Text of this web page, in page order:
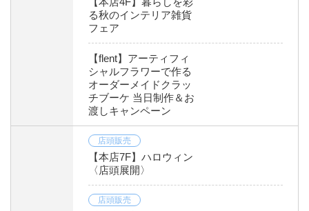
る秋のインテリア雑貨
フェア
【flent】アーティフィ
シャルフラワーで作る
オーダーメイドクラッ
チブーケ 当日制作＆お
渡しキャンペーン
店頭販売
【本店7F】ハロウィン
〈店頭展開〉
店頭販売